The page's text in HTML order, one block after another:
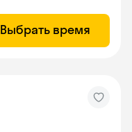
Выбрать время